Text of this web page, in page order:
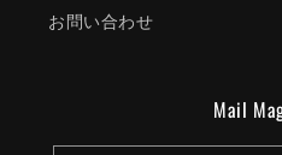
お問い合わせ
Mail